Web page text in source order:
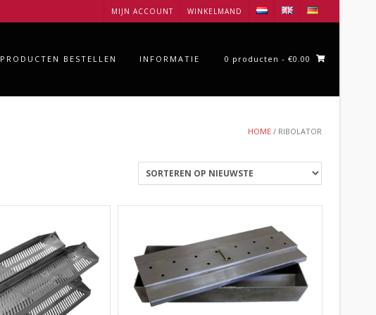
MIJN ACCOUNT WINKELMAND
PRODUCTEN BESTELLEN INFORMATIE 0 producten - €0.00
HOME / RIBOLATOR